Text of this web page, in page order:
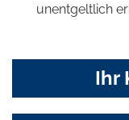
unentgeltlich
Ihr